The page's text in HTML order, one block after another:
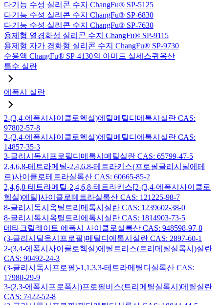
다기능 수성 실리콘 수지 ChangFu® SP-5125
다기능 수성 실리콘 수지 ChangFu® SP-6830
다기능 수성 실리콘 수지 ChangFu® SP-7630
용제형 열경화성 실리콘 수지 ChangFu® SP-9115
용제형 자가 경화형 실리콘 수지 ChangFu® SP-9730
수용액 ChangFu® SP-4130의 아미드 실세스퀴옥산
특수 실란
에폭시 실란
2-(3,4-에폭시사이클로헥실)에틸메틸디메톡시실란 CAS:
97802-57-8
2-(3,4-에폭시사이클로헥실)에틸메틸디에톡시실란 CAS:
14857-35-3
3-글리시독시프로필디메톡시메틸실란 CAS: 65799-47-5
2,4,6,8-테트라메틸-2,4,6,8-테트라키스(프로필글리시딜에테
르)사이클로테트라실록산 CAS: 60665-85-2
2,4,6,8-테트라메틸-2,4,6,8-테트라키스[2-(3,4-에폭시사이클로
헥실)에틸]사이클로테트라실록산 CAS: 121225-98-7
8-글리시독시옥틸트리메톡시실란 CAS: 1239602-38-0
8-글리시독시옥틸트리에톡시실란 CAS: 1814903-73-5
메타크릴레이트 에폭시 사이클로실록산 CAS: 948598-97-8
(3-글리시딜옥시프로필)메틸디에톡시실란 CAS: 2897-60-1
2-(3,4-에폭시사이클로헥실)에틸트리스(트리메틸실록시)실란
CAS: 90492-24-3
(3-글리시독시프로필)-1,1,3,3-테트라메틸디실록산 CAS:
17980-29-9
3-(2,3-에폭시프로폭시)프로필비스(트리메틸실록시)메틸실란
CAS: 7422-52-8